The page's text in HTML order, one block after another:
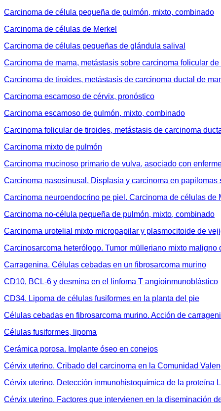
Carcinoma de célula pequeña de pulmón, mixto, combinado
Carcinoma de células de Merkel
Carcinoma de células pequeñas de glándula salival
Carcinoma de mama, metástasis sobre carcinoma folicular
Carcinoma de tiroides, metástasis de carcinoma ductal de
Carcinoma escamoso de cérvix, pronóstico
Carcinoma escamoso de pulmón, mixto, combinado
Carcinoma folicular de tiroides, metástasis de carcinoma
Carcinoma mixto de pulmón
Carcinoma mucinoso primario de vulva, asociado con
Carcinoma nasosinusal. Displasia y carcinoma en papilomas
Carcinoma neuroendocrino pe piel. Carcinoma de células de
Carcinoma no-célula pequeña de pulmón, mixto, combinado
Carcinoma urotelial mixto micropapilar y plasmocitoide de
Carcinosarcoma heterólogo. Tumor mülleriano mixto maligno
Carragenina. Células cebadas en un fibrosarcoma murino
CD10, BCL-6 y desmina en el linfoma T angioinmunoblástico
CD34. Lipoma de células fusiformes en la planta del pie
Células cebadas en fibrosarcoma murino. Acción de
Células fusiformes, lipoma
Cerámica porosa. Implante óseo en conejos
Cérvix uterino. Cribado del carcinoma en la Comunidad
Cérvix uterino. Detección inmunohistoquímica de la proteína
Cérvix uterino. Factores que intervienen en la diseminación